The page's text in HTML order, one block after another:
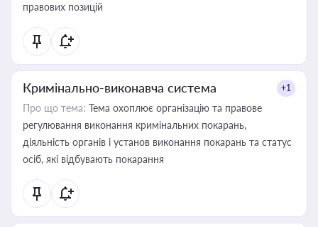
правових позицій
Кримінально-виконавча система +1
Про що тема: Тема охоплює організацію та правове
регулювання виконання кримінальних покарань,
діяльність органів і установ виконання покарань та статус
осіб, які відбувають покарання